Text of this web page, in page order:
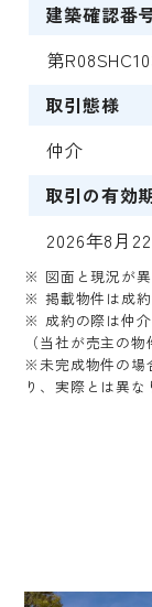
建築確認番
第
取引態様
仲介
取引の有効
2026年8月
※ 図面と現況が異
※ 掲載物件は成約
※ 成約の際は仲介
（当社が売主の物
※未完成物件の場
り、実際とは異な